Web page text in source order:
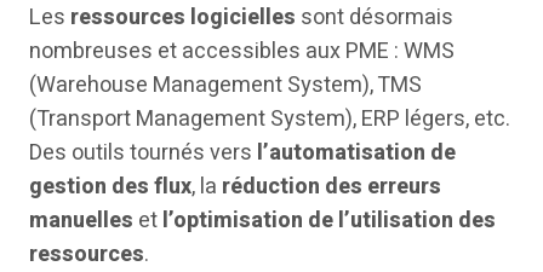
Les ressources logicielles sont désormais
nombreuses et accessibles aux PME : WMS
(Warehouse Management System), TMS
(Transport Management System), ERP légers, etc.
Des outils tournés vers l’automatisation de
gestion des flux, la réduction des erreurs
manuelles etl’optimisation de l’utilisation des
ressources.